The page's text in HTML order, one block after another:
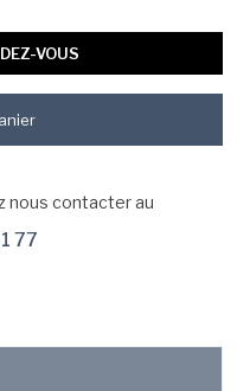
VOUS
nous contacter au
77